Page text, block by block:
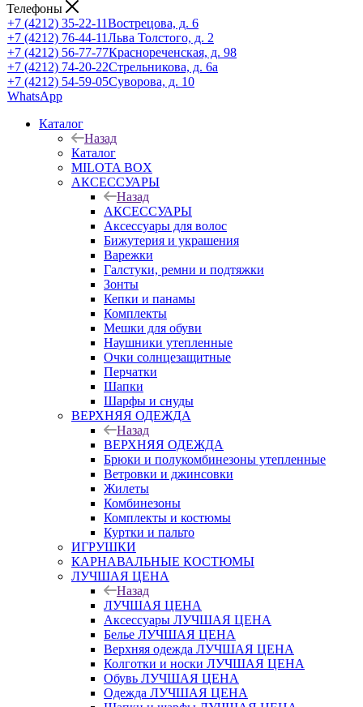
Телефоны
+7 (4212) 35-22-11Вострецова, д. 6
+7 (4212) 76-44-11Льва Толстого, д. 2
+7 (4212) 56-77-77Краснореченская, д. 98
+7 (4212) 74-20-22Стрельникова, д. 6а
+7 (4212) 54-59-05Суворова, д. 10
WhatsApp
Каталог
Назад
Каталог
MILOTA BOX
АКСЕССУАРЫ
Назад
АКСЕССУАРЫ
Аксессуары для волос
Бижутерия и украшения
Варежки
Галстуки, ремни и подтяжки
Зонты
Кепки и панамы
Комплекты
Мешки для обуви
Наушники утепленные
Очки солнцезащитные
Перчатки
Шапки
Шарфы и снуды
ВЕРХНЯЯ ОДЕЖДА
Назад
ВЕРХНЯЯ ОДЕЖДА
Брюки и полукомбинезоны утепленные
Ветровки и джинсовки
Жилеты
Комбинезоны
Комплекты и костюмы
Куртки и пальто
ИГРУШКИ
КАРНАВАЛЬНЫЕ КОСТЮМЫ
ЛУЧШАЯ ЦЕНА
Назад
ЛУЧШАЯ ЦЕНА
Аксессуары ЛУЧШАЯ ЦЕНА
Белье ЛУЧШАЯ ЦЕНА
Верхняя одежда ЛУЧШАЯ ЦЕНА
Колготки и носки ЛУЧШАЯ ЦЕНА
Обувь ЛУЧШАЯ ЦЕНА
Одежда ЛУЧШАЯ ЦЕНА